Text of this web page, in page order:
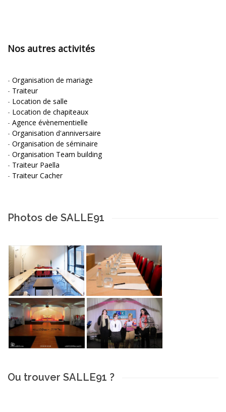
Nos autres activités
- Organisation de mariage
- Traiteur
- Location de salle
- Location de chapiteaux
- Agence évènementielle
- Organisation d'anniversaire
- Organisation de séminaire
- Organisation Team building
- Traiteur Paella
- Traiteur Cacher
Photos de SALLE91
Ou trouver SALLE91 ?